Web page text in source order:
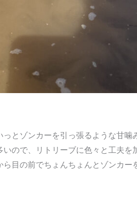
とゾンカーを引っ張るような甘噛
ので、リトリーブに色々と工夫を
目の前でちょんちょんとゾンカー